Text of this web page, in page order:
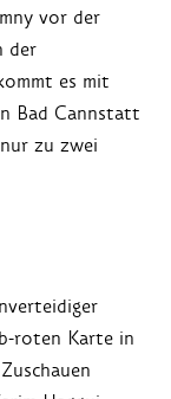
vor der
der
es mit
Bad Cannstatt
zu zwei
roten Karte in